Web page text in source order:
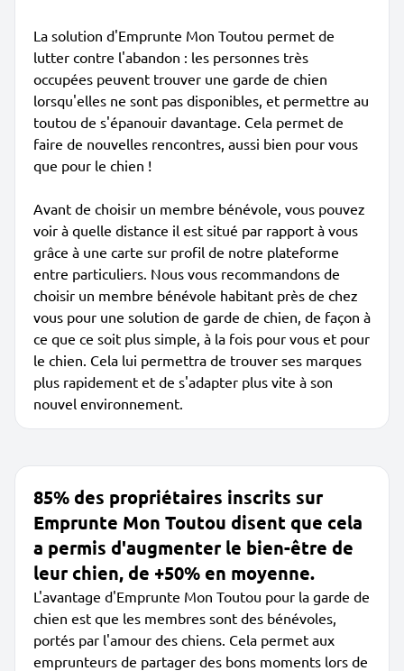
La solution d'Emprunte Mon Toutou permet de
lutter contre l'abandon : les personnes très
occupées peuvent trouver une garde de chien
lorsqu'elles ne sont pas disponibles, et permettre au
toutou de s'épanouir davantage. Cela permet de
faire de nouvelles rencontres, aussi bien pour vous
que pour le chien !
Avant de choisir un membre bénévole, vous pouvez
voir à quelle distance il est situé par rapport à vous
grâce à une carte sur profil de notre plateforme
entre particuliers. Nous vous recommandons de
choisir un membre bénévole habitant près de chez
vous pour une solution de garde de chien, de façon à
ce que ce soit plus simple, à la fois pour vous et pour
le chien. Cela lui permettra de trouver ses marques
plus rapidement et de s'adapter plus vite à son
nouvel environnement.
85% des propriétaires inscrits sur
Emprunte Mon Toutou disent que cela
a permis d'augmenter le bien-être de
leur chien, de +50% en moyenne.
L'avantage d'Emprunte Mon Toutou pour la garde de
chien est que les membres sont des bénévoles,
portés par l'amour des chiens. Cela permet aux
emprunteurs de partager des bons moments lors de